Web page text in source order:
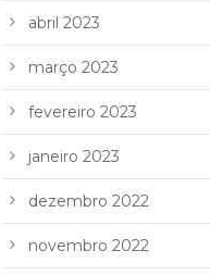
abril 2023
março 2023
fevereiro 2023
janeiro 2023
dezembro 2022
novembro 2022